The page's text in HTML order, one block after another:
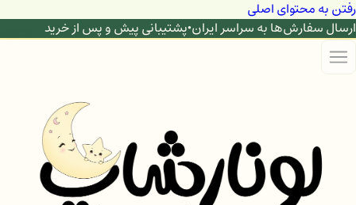
رفتن به محتوای اصلی
ارسال سفارش‌ها به سراسر ایران•پشتیبانی پیش و پس از خرید